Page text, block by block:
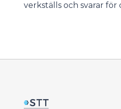
verkställs och svarar